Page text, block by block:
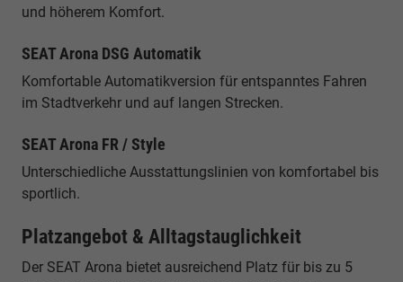
und höherem Komfort.
SEAT Arona DSG Automatik
Komfortable Automatikversion für entspanntes Fahren
im Stadtverkehr und auf langen Strecken.
SEAT Arona FR / Style
Unterschiedliche Ausstattungslinien von komfortabel bis
sportlich.
Platzangebot & Alltagstauglichkeit
Der SEAT Arona bietet ausreichend Platz für bis zu 5